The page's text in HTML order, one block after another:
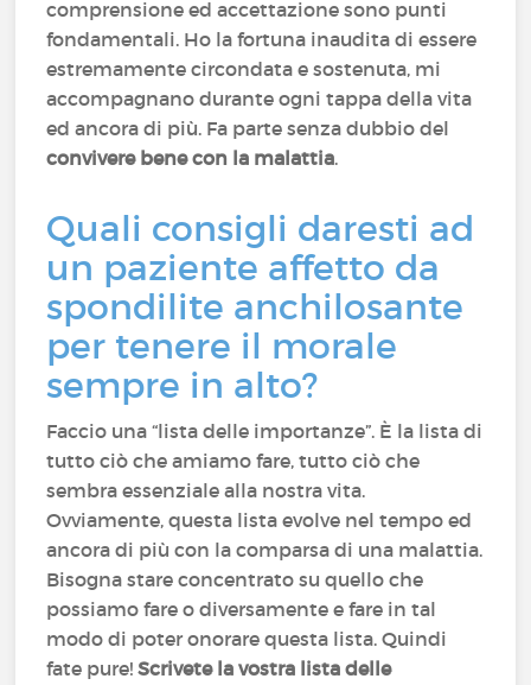
comprensione ed accettazione sono punti
fondamentali. Ho la fortuna inaudita di essere
estremamente circondata e sostenuta, mi
accompagnano durante ogni tappa della vita
ed ancora di più. Fa parte senza dubbio del
convivere bene con la malattia.
Quali consigli daresti ad
un paziente affetto da
spondilite anchilosante
per tenere il morale
sempre in alto?
Faccio una “lista delle importanze”. È la lista di
tutto ciò che amiamo fare, tutto ciò che
sembra essenziale alla nostra vita.
Ovviamente, questa lista evolve nel tempo ed
ancora di più con la comparsa di una malattia.
Bisogna stare concentrato su quello che
possiamo fare o diversamente e fare in tal
modo di poter onorare questa lista. Quindi
fate pure!Scrivete la vostra lista delle